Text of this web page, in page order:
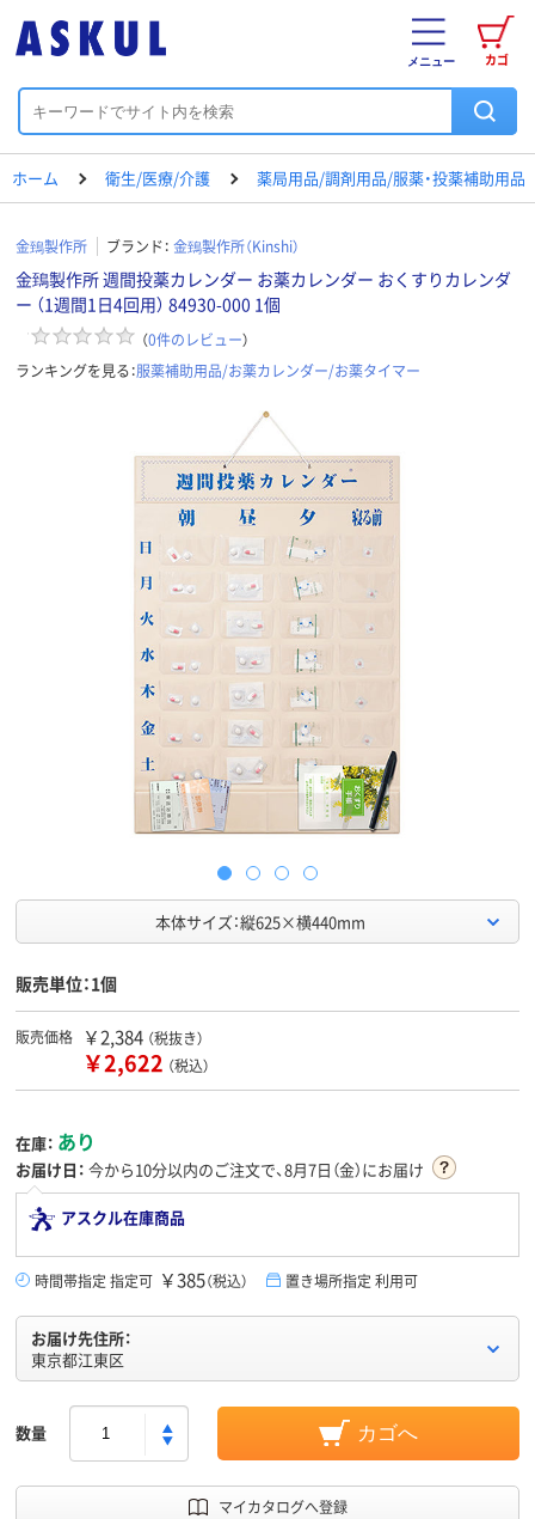
カゴ
メニュー
ホーム 衛生/医療/介護 薬局用品/調剤用品/服薬・投薬補助用品
金鵄製作所 ブランド： 金鵄製作所（Kinshi）
金鵄製作所 週間投薬カレンダー お薬カレンダー おくすりカレンダ
ー （1週間1日4回用） 84930-000 1個
（0件のレビュー）
ランキングを見る：服薬補助用品/お薬カレンダー/お薬タイマー
本体サイズ：縦625×横440mm
販売単位：1個
販売価格 ￥2,384 （税抜き）
￥2,622 （税込）
在庫： あり
お届け日： 今から10分以内のご注文で、8月7日（金）にお届け
アスクル在庫商品
時間帯指定 指定可 ￥385（税込） 置き場所指定 利用可
お届け先住所：
東京都江東区
数量 カゴへ
マイカタログへ登録